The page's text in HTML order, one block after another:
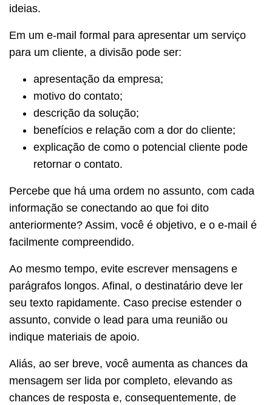
ideias.
Em um e-mail formal para apresentar um serviço
para um cliente, a divisão pode ser:
apresentação da empresa;
motivo do contato;
descrição da solução;
benefícios e relação com a dor do cliente;
explicação de como o potencial cliente pode
retornar o contato.
Percebe que há uma ordem no assunto, com cada
informação se conectando ao que foi dito
anteriormente? Assim, você é objetivo, e o e-mail é
facilmente compreendido.
Ao mesmo tempo, evite escrever mensagens e
parágrafos longos. Afinal, o destinatário deve ler
seu texto rapidamente. Caso precise estender o
assunto, convide o lead para uma reunião ou
indique materiais de apoio.
Aliás, ao ser breve, você aumenta as chances da
mensagem ser lida por completo, elevando as
chances de resposta e, consequentemente, de